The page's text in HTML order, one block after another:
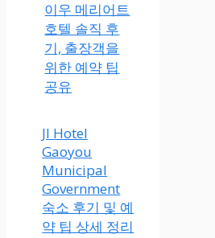
이우 메리어트
호텔 솔직 후
기, 출장객을
위한 예약 팁
공유
JI Hotel
Gaoyou
Municipal
Government
숙소 후기 및 예
약 팁 상세 정리